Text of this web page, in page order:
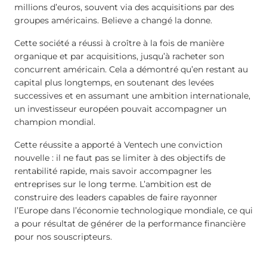
millions d’euros, souvent via des acquisitions par des
groupes américains. Believe a changé la donne.
Cette société a réussi à croître à la fois de manière
organique et par acquisitions, jusqu’à racheter son
concurrent américain. Cela a démontré qu’en restant au
capital plus longtemps, en soutenant des levées
successives et en assumant une ambition internationale,
un investisseur européen pouvait accompagner un
champion mondial.
Cette réussite a apporté à Ventech une conviction
nouvelle : il ne faut pas se limiter à des objectifs de
rentabilité rapide, mais savoir accompagner les
entreprises sur le long terme. L’ambition est de
construire des leaders capables de faire rayonner
l’Europe dans l’économie technologique mondiale, ce qui
a pour résultat de générer de la performance financière
pour nos souscripteurs.